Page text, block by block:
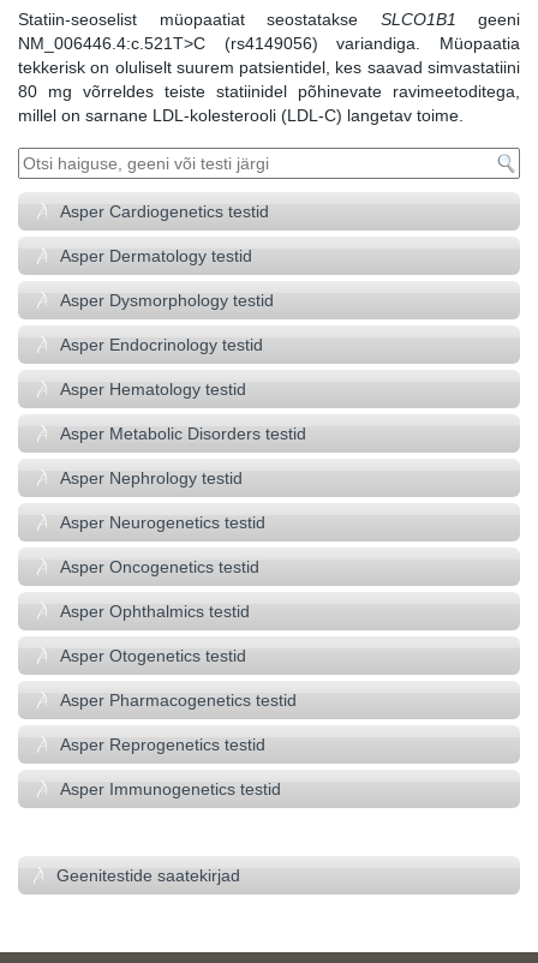
Statiin-seoselist müopaatiat seostatakse SLCO1B1 geeni
NM_006446.4:c.521T>C (rs4149056) variandiga. Müopaatia
tekkerisk on oluliselt suurem patsientidel, kes saavad simvastatiini
80 mg võrreldes teiste statiinidel põhinevate ravimeetoditega,
millel on sarnane LDL-kolesterooli (LDL-C) langetav toime.
Asper Cardiogenetics testid
Asper Dermatology testid
Asper Dysmorphology testid
Asper Endocrinology testid
Asper Hematology testid
Asper Metabolic Disorders testid
Asper Nephrology testid
Asper Neurogenetics testid
Asper Oncogenetics testid
Asper Ophthalmics testid
Asper Otogenetics testid
Asper Pharmacogenetics testid
Asper Reprogenetics testid
Asper Immunogenetics testid
Geenitestide saatekirjad